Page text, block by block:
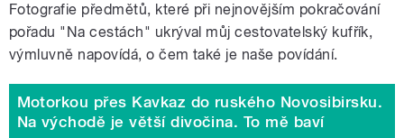
Fotografie předmětů, které při nejnovějším pokračování
pořadu "Na cestách" ukrýval můj cestovatelský kufřík,
výmluvně napovídá, o čem také je naše povídání.
Motorkou přes Kavkaz do ruského Novosibirsku.
Na východě je větší divočina. To mě baví